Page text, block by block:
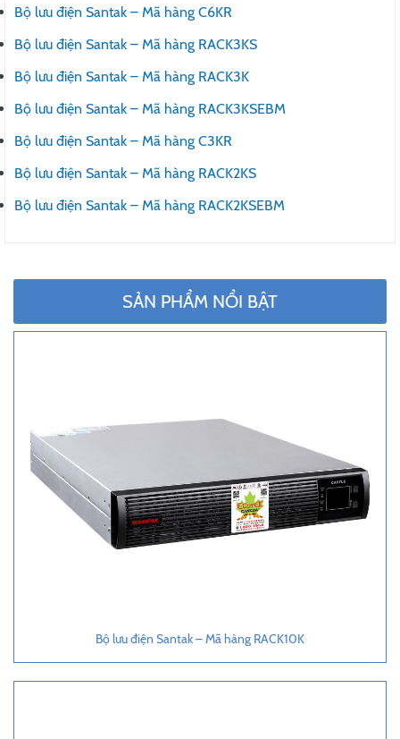
Bộ lưu điện Santak – Mã hàng C6KR
Bộ lưu điện Santak – Mã hàng RACK3KS
Bộ lưu điện Santak – Mã hàng RACK3K
Bộ lưu điện Santak – Mã hàng RACK3KSEBM
Bộ lưu điện Santak – Mã hàng C3KR
Bộ lưu điện Santak – Mã hàng RACK2KS
Bộ lưu điện Santak – Mã hàng RACK2KSEBM
SẢN PHẨM NỔI BẬT
Bộ lưu điện Santak – Mã hàng RACK10K